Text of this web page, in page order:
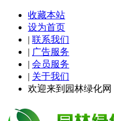
收藏本站
设为首页
| 联系我们
| 广告服务
| 会员服务
| 关于我们
欢迎来到园林绿化网